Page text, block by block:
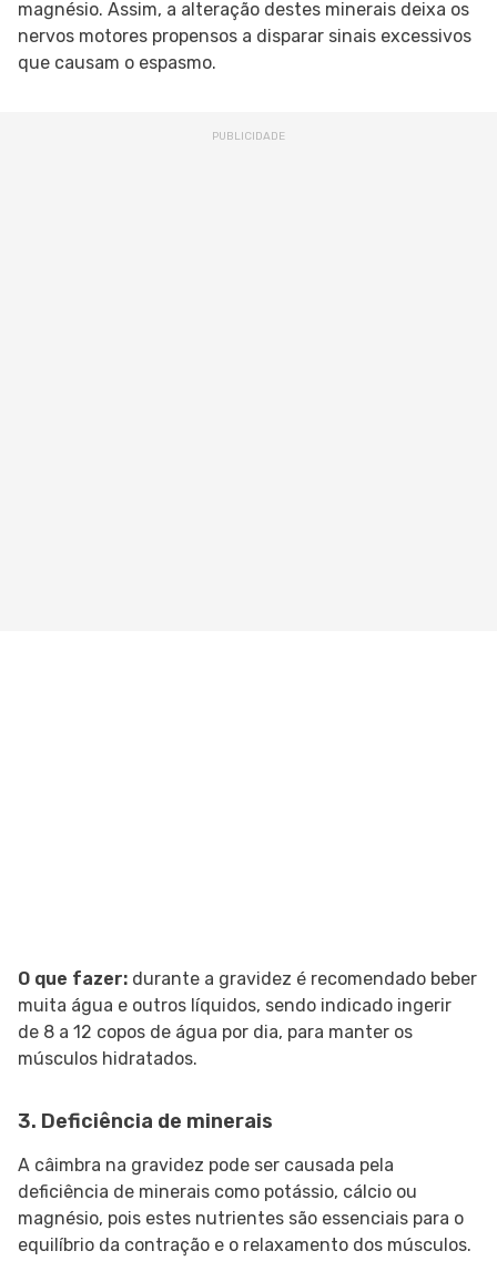
magnésio. Assim, a alteração destes minerais deixa os
nervos motores propensos a disparar sinais excessivos
que causam o espasmo.
O que fazer: durante a gravidez é recomendado beber
muita água e outros líquidos, sendo indicado ingerir
de 8 a 12 copos de água por dia, para manter os
músculos hidratados.
3. Deficiência de minerais
A câimbra na gravidez pode ser causada pela
deficiência de minerais como potássio, cálcio ou
magnésio, pois estes nutrientes são essenciais para o
equilíbrio da contração e o relaxamento dos músculos.